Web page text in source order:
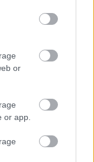
or
or app.